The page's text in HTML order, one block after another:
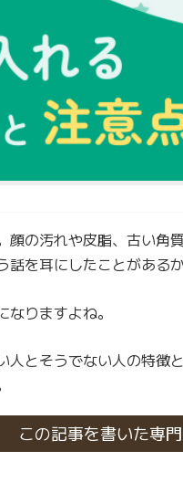
の汚れや皮脂、古い角
を耳にしたことがある
りますよね。
人とそうでない人の特徴
この記事を書いた専